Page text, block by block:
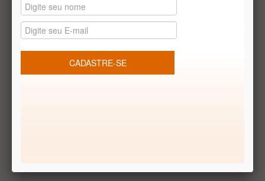
Vale presentes
Produtos temáticos
REDES SOCIAIS